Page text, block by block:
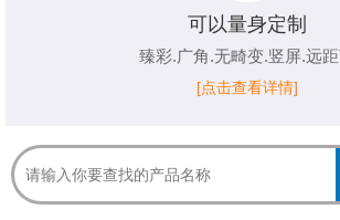
可以量身定制
臻彩.广角.无畸变.竖屏.远
[点击查看详情]